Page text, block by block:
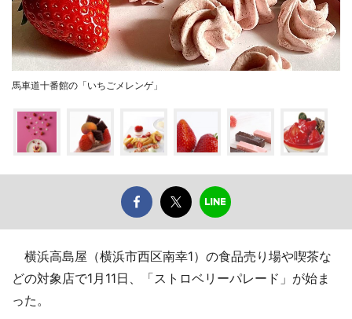
馬車道十番館の「いちごメレンゲ」
横浜高島屋（横浜市西区南幸1）の食品売り場や喫茶な
どの対象店で1月11日、「ストロベリーパレード」が始ま
った。